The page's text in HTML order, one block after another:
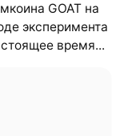
GOAT на
эксперимента
время...